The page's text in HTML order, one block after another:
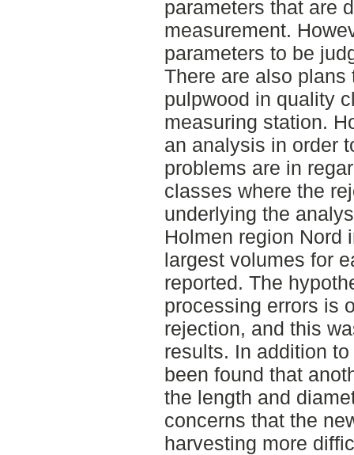
parameters that are
measurement.
parameters to be
There are also
pulpwood in quality
measuring station.
an analysis in order
problems are in
classes where the
underlying the
Holmen region Nord
largest volumes for
reported. The
processing errors is
rejection, and this
results. In addition
been found that
the length and
concerns that the
harvesting more